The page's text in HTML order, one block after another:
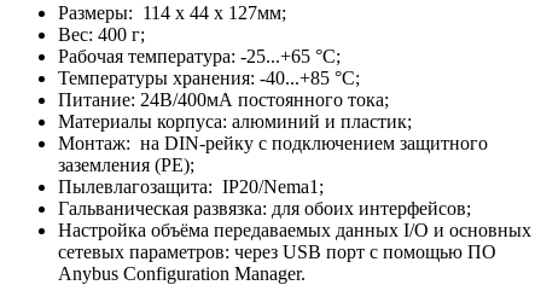
Размеры: 114 x 44 x 127мм;
Вес: 400 г;
Рабочая температура: -25...+65 °C;
Температуры хранения: -40...+85 °C;
Питание: 24В/400мА постоянного тока;
Материалы корпуса: алюминий и пластик;
Монтаж: на DIN-рейку с подключением защитного
заземления (РЕ);
Пылевлагозащита: IP20/Nema1;
Гальваническая развязка: для обоих интерфейсов;
Настройка объёма передаваемых данных I/O и основных
сетевых параметров: через USB порт с помощью ПО
Anybus Configuration Manager.